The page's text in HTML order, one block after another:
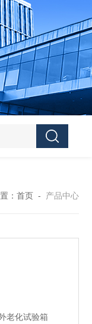
型高低温交变湿热试验
： 首页 - 产品中心